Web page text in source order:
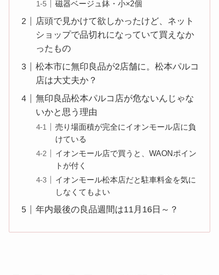
磁器ベージュ鉢・小×2個
店頭で見かけて欲しかったけど、ネット
ショップで品切れになっていて買えなか
ったもの
松本市に無印良品が2店舗に。松本パルコ
店は大丈夫か？
無印良品松本パルコ店が危ないんじゃな
いかと思う理由
売り場面積が完全にイオンモール店に負
けている
イオンモール店で買うと、WAONポイン
トが付く
イオンモール松本店だと駐車料金を気に
しなくてもよい
年内最後の良品週間は11月16日～？